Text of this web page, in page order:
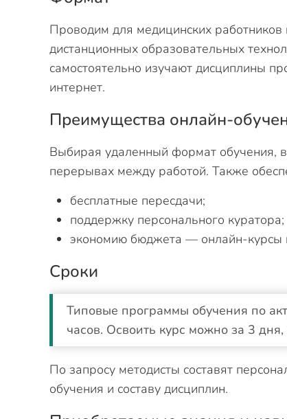
Проводим для медицинских
дистанционных образовательных
самостоятельно изучают дисциплины
интернет.
Преимущества онлайн-
Выбирая удаленный формат
перерывах между работой. Также
бесплатные пересдачи;
поддержку персонального куратора;
экономию бюджета — онлайн-курсы
Сроки
Типовые программы обучения по
часов. Освоить курс можно за 3
По запросу методисты составят
обучения и составу дисциплин.